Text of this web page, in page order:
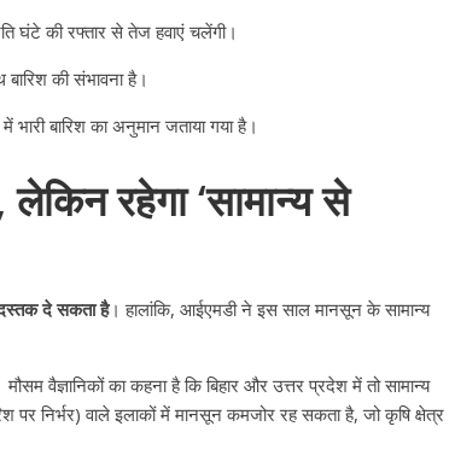
घंटे की रफ्तार से तेज हवाएं चलेंगी।
की संभावना है।
बारिश का अनुमान जताया गया है।
रहेगा ‘सामान्य से
दे सकता है। हालांकि, आईएमडी ने इस साल मानसून के सामान्य
वैज्ञानिकों का कहना है कि बिहार और उत्तर प्रदेश में तो सामान्य
निर्भर) वाले इलाकों में मानसून कमजोर रह सकता है, जो कृषि क्षेत्र
के
प्रथम आगमन पर नवनियुक्त प्रदेश
स्वागत
August 6, 2021